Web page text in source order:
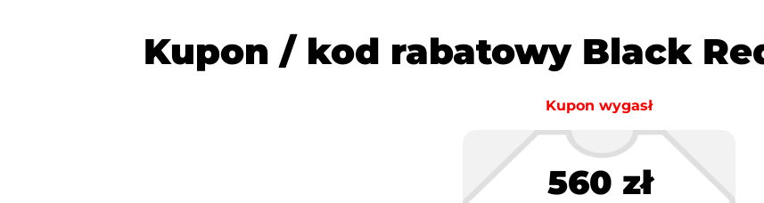
Kupon / kod rabatowy Black
Kupon wygasł
560 zł